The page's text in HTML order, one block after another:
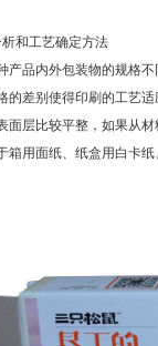
和工艺确定方法
产品内外包装物的规格
的差别使得印刷的工艺
面层比较平整，如果从
箱用面纸、纸盒用白卡